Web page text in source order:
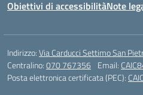
Obiettivi di accessibilitàNote
Indirizzo:Via Carducci Settimo San
Centralino:070 767356 Email:
Posta elettronica certificata (PEC):